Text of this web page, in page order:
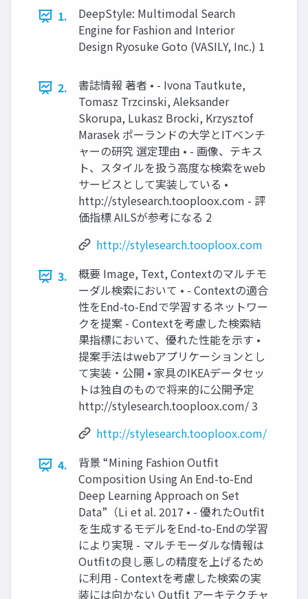
1.
DeepStyle: Multimodal Search
Engine for Fashion and Interior
Design Ryosuke Goto (VASILY, Inc.) 1
2.
書誌情報 著者 • - Ivona Tautkute,
Tomasz Trzcinski, Aleksander
Skorupa, Lukasz Brocki, Krzysztof
Marasek ポーランドの大学とITベンチ
ャーの研究 選定理由 • - 画像、テキス
ト、スタイルを扱う高度な検索をweb
サービスとして実装している •
http://stylesearch.tooploox.com - 評
価指標 AILSが参考になる 2
http://stylesearch.tooploox.com
3.
概要 Image, Text, Contextのマルチモ
ーダル検索において • - Contextの適合
性をEnd-to-Endで学習するネットワー
クを提案 - Contextを考慮した検索結
果指標において、優れた性能を示す •
提案手法はwebアプリケーションとし
て実装・公開 • 家具のIKEAデータセッ
トは独自のもので将来的に公開予定
http://stylesearch.tooploox.com/ 3
http://stylesearch.tooploox.com/
4.
背景 “Mining Fashion Outfit
Composition Using An End-to-End
Deep Learning Approach on Set
Data”（Li et al. 2017 • - 優れたOutfit
を生成するモデルをEnd-to-Endの学習
により実現 - マルチモーダルな情報は
Outfitの良し悪しの精度を上げるため
に利用 - Contextを考慮した検索の実
装には向かない Outfit アーキテクチャ